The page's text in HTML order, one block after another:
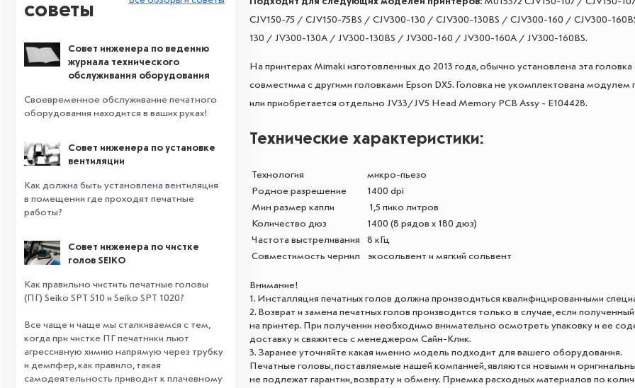
советы
Совет инженера по ведению
журнала технического
обслуживания оборудования
Своевременное обслуживание печатного
оборудования находится в ваших руках!
Совет инженера по установке
вентиляции
Как должна быть установлена вентиляция
в помещении где проходят печатные
работы?
Совет инженера по чистке
голов SEIKO
Как правильно чистить печатные головы
(ПГ) Seiko SPT 510 и Seiko SPT 1020?
Все чаще и чаще мы сталкиваемся с тем,
когда при чистке ПГ печатники льют
агрессивную химию напрямую через трубку
и демпфер, как правило, такая
самодеятельность приводит к плачевному
CJV150-75 / CJV150-75BS / CJV300-130 / CJV300-130BS / CJV300-160 / CJV300-
130 / JV300-130A / JV300-130BS / JV300-160 / JV300-160A / JV300-160BS.
На принтерах Mimaki изготовленных до 2013 года, обычно установлена эта
совместима с другими головками Epson DX5. Головка не укомплектована
или приобретается отдельно JV33/JV5 Head Memory PCB Assy - E104428.
Технические характеристики:
Технология
микро-пьезо
Родное разрешение
1400 dpi
Мин размер капли
1,5 пико литров
Количество дюз
1400 (8 рядов x 180 дюз)
Частота выстреливания
8 кГц
Совместимость чернил
экосольвент и мягкий сольвент
Внимание!
1. Инсталляция печатных голов должна производиться квалифицированными
2. Возврат и замена печатных голов производится только в случае, если
на принтер. При получении необходимо внимательно осмотреть упаковку и ее
доставку и свяжитесь с менеджером Сайн-Клик.
3. Заранее уточняйте какая именно модель подходит для вашего оборудования.
Печатные головы, поставляемые нашей компанией, являются новыми и
не подлежат гарантии, возврату и обмену. Приемка расходных материалов по